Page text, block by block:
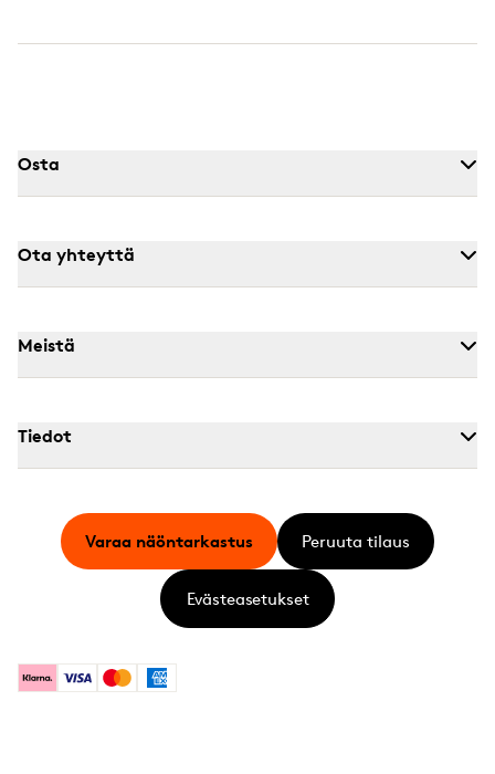
Osta
Ota yhteyttä
Meistä
Tiedot
KlarnaVisa MastercardAmerican Express
Varaa näöntarkastus Peruuta tilaus
Evästeasetukset